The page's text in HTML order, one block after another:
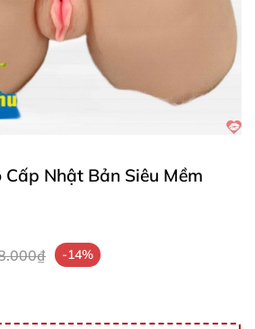
Nhật Bản Siêu Mềm
-14%